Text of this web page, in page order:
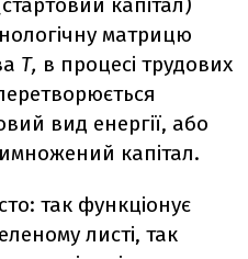
матрицю
Т, в процесі трудових
вид енергії, або
капітал.
так функціонує
листі, так